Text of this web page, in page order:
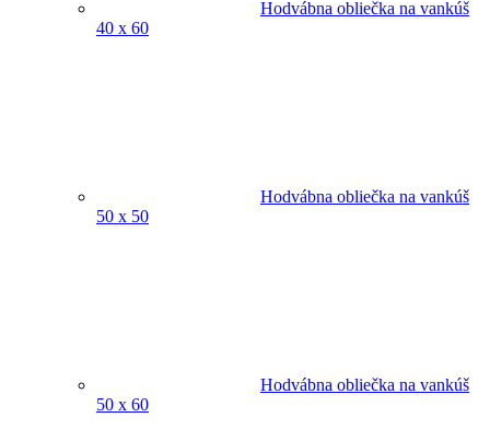
Hodvábna obliečka na vankúš
40 x 60
Hodvábna obliečka na vankúš
50 x 50
Hodvábna obliečka na vankúš
50 x 60